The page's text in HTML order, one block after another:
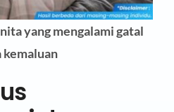
yang mengalami gatal
kemaluan